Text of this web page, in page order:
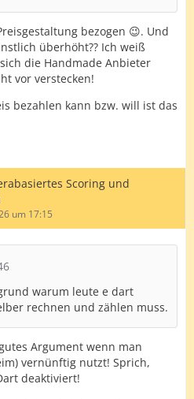
bezogen 😉. Und
überhöht?? Ich weiß
die Handmade Anbieter
vor verstecken!
bezahlen kann bzw. will ist das
Scoring und
um 17:15
warum leute e dart
rechnen und zählen muss.
Argument wenn man
vernünftig nutzt! Sprich,
deaktiviert!